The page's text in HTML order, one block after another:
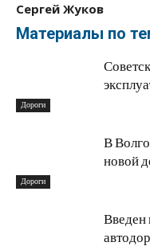
Сергей Жуков
Материалы по
Дороги
Дороги
В
новой
Введен